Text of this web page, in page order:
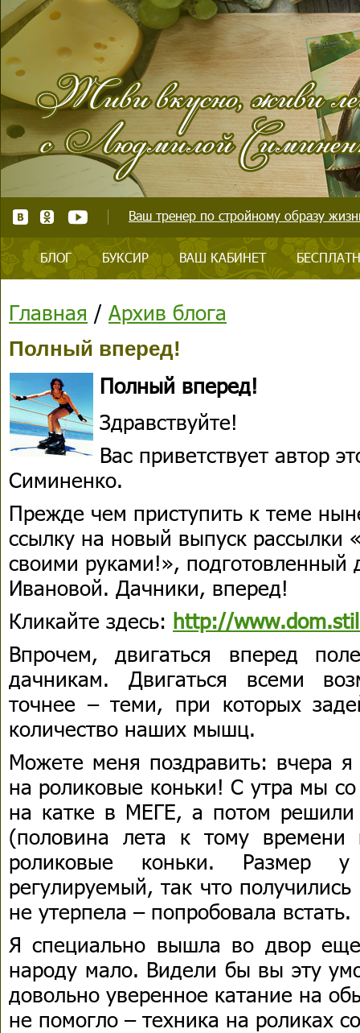
Ваш тренер по стройному образу
БЛОГ БУКСИР ВАШ КАБИНЕТ
Главная / Архив блога
Полный вперед!
Полный вперед!
Здравствуйте!
Вас приветствует автор
Симиненко.
Прежде чем приступить к теме
ссылку на новый выпуск рассылки
своими руками!», подготовленный
Ивановой. Дачники, вперед!
Кликайте здесь: http://
Впрочем, двигаться вперед
дачникам. Двигаться всеми
точнее – теми, при которых
количество наших мышц.
Можете меня поздравить: вчера
на роликовые коньки! С утра мы
на катке в МЕГЕ, а потом
(половина лета к тому
роликовые коньки. Размер
регулируемый, так что
не утерпела – попробовала встать.
Я специально вышла во двор
народу мало. Видели бы вы эту
довольно уверенное катание на
не помогло – техника на роликах